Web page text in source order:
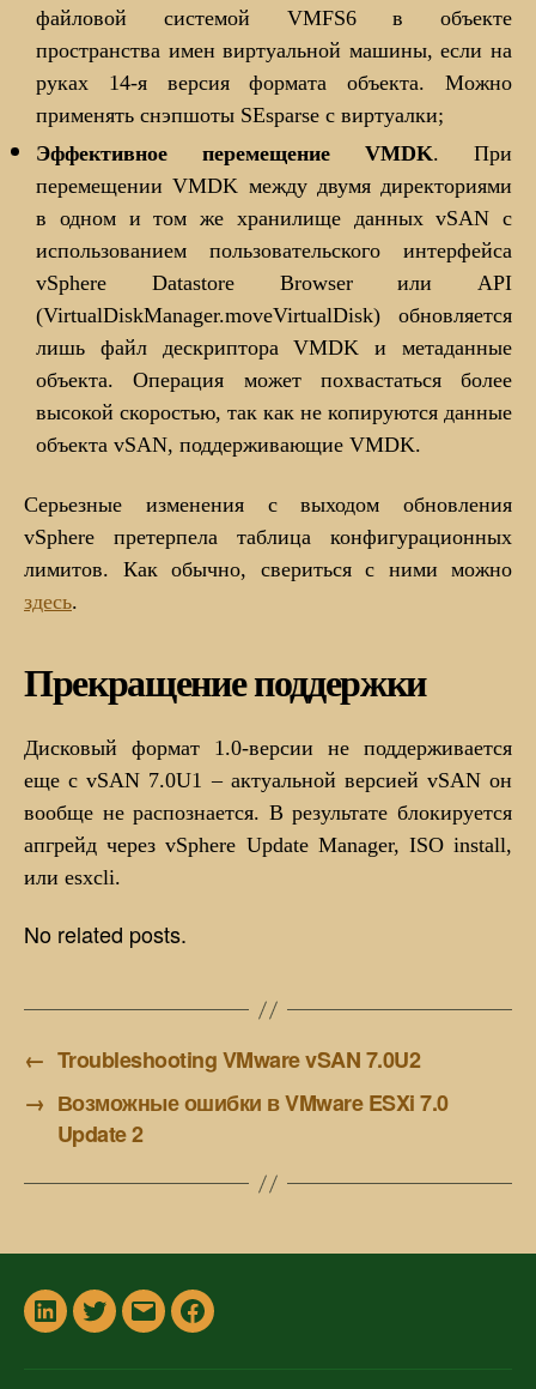
файловой системой VMFS6 в объекте
пространства имен виртуальной машины, если на
руках 14-я версия формата объекта. Можно
применять снэпшоты SEsparse с виртуалки;
Эффективное перемещение VMDK. При
перемещении VMDK между двумя директориями
в одном и том же хранилище данных vSAN с
использованием пользовательского интерфейса
vSphere Datastore Browser или API
(VirtualDiskManager.moveVirtualDisk) обновляется
лишь файл дескриптора VMDK и метаданные
объекта. Операция может похвастаться более
высокой скоростью, так как не копируются данные
объекта vSAN, поддерживающие VMDK.
Серьезные изменения с выходом обновления
vSphere претерпела таблица конфигурационных
лимитов. Как обычно, свериться с ними можно
здесь.
Прекращение поддержки
Дисковый формат 1.0-версии не поддерживается
еще с vSAN 7.0U1 – актуальной версией vSAN он
вообще не распознается. В результате блокируется
апгрейд через vSphere Update Manager, ISO install,
или esxcli.
No related posts.
← Troubleshooting VMware vSAN 7.0U2
→ Возможные ошибки в VMware ESXi 7.0
Update 2
In TwitterEmailFacebook